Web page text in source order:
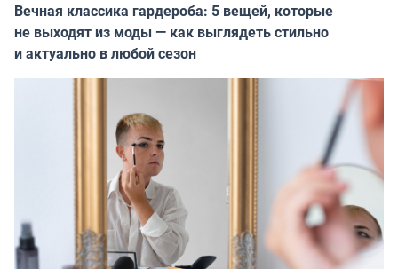
Вечная классика гардероба: 5 вещей, которые
не выходят из моды — как выглядеть стильно
и актуально в любой сезон